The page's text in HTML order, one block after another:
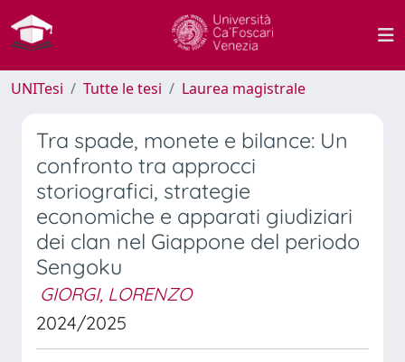
UNITesi Tutte le tesi Laurea magistrale
Tra spade, monete e bilance: Un
confronto tra approcci
storiografici, strategie
economiche e apparati giudiziari
dei clan nel Giappone del periodo
Sengoku
GIORGI, LORENZO
2024/2025